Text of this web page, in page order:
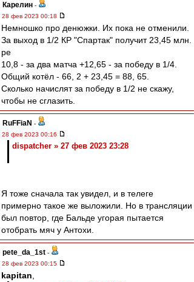
Карелин -
28 фев 2023 00:18
Немношко про денюжки. Их пока не отменили.
За выход в 1/2 КР "Спартак" получит 23,45 млн.
ре
10,8 - за два матча +12,65 - за победу в 1/4.
Общий котёл - 66, 2 + 23,45 = 88, 65.
Сколько начислят за победу в 1/2 не скажу,
чтобы не сглазить.
RuFFiaN -
28 фев 2023 00:16
dispatcher » 27 фев 2023 23:28
Я тоже сначала так увидел, и в телеге
примерно такое же выложили. Но в трансляции
был повтор, где Бальде угорая пытается
отобрать мяч у Антохи.
pete_da_1st -
28 фев 2023 00:15
kapitan